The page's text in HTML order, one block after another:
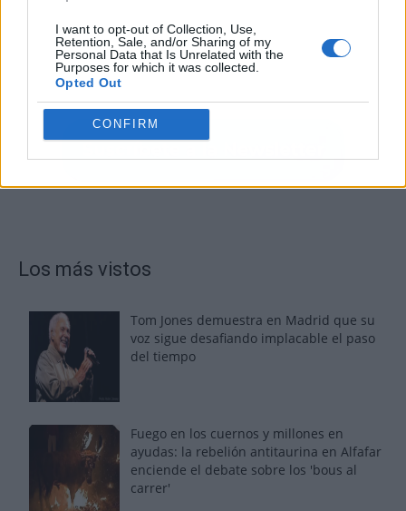
I want to opt-out of Collection, Use,
Retention, Sale, and/or Sharing of my
Personal Data that Is Unrelated with the
Purposes for which it was collected.
Opted Out
CONFIRM
Los más vistos
Tom Jones demuestra en Madrid que su
voz sigue desafiando implacable el paso
del tiempo
Fuego en los cuernos y millones en
ayudas: la rebelión antitaurina en Alfafar
enciende el debate sobre los 'bous al
carrer'